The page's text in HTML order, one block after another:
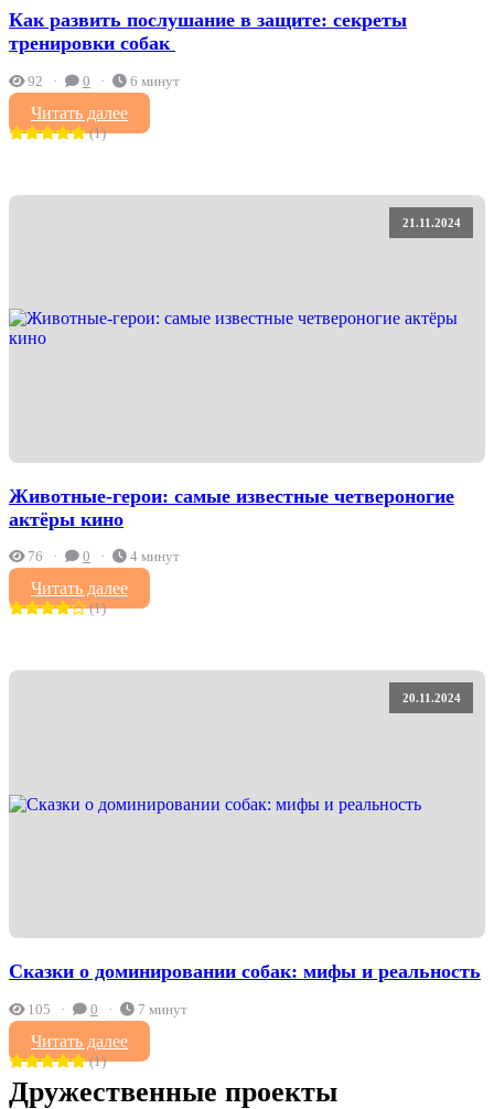
Как развить послушание в защите: секреты
тренировки собак ‍
92 0 6 минут
Читать далее
(1)
21.11.2024
Животные-герои: самые известные четвероногие
актёры кино
76 0 4 минут
Читать далее
(1)
20.11.2024
Сказки о доминировании собак: мифы и реальность
105 0 7 минут
Читать далее
(1)
Дружественные проекты